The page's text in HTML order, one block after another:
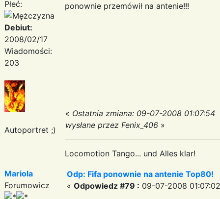
Płeć:
Debiut:
2008/02/17
Wiadomości:
203
Autoportret ;)
ponownie przemówił na antenie!!!
« Ostatnia zmiana: 09-07-2008 01:07:54
wysłane przez Fenix_406 »
Locomotion Tango... und Alles klar!
Mariola
Forumowicz
Odp: Fifa ponownie na antenie Top80!
« Odpowiedz #79 : 09-07-2008